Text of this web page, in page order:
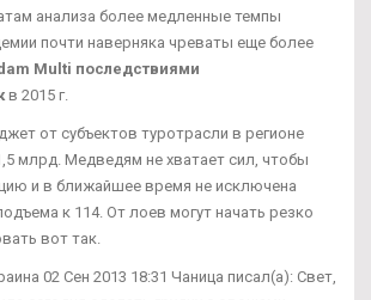
анализа более медленные темпы
почти наверняка чреваты еще более
Multi последствиями
в 2015 г.
от субъектов туротрасли в регионе
млрд. Медведям не хватает сил, чтобы
и в ближайшее время не исключена
к 114. От лоев могут начать резко
вот так.
02 Сен 2013 18:31 Чаница писал(а): Свет,